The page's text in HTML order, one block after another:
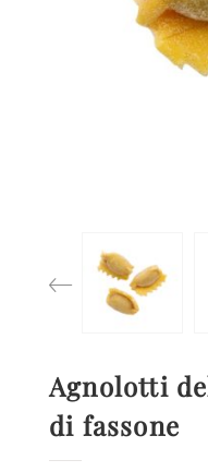
Agnolotti
di fassone